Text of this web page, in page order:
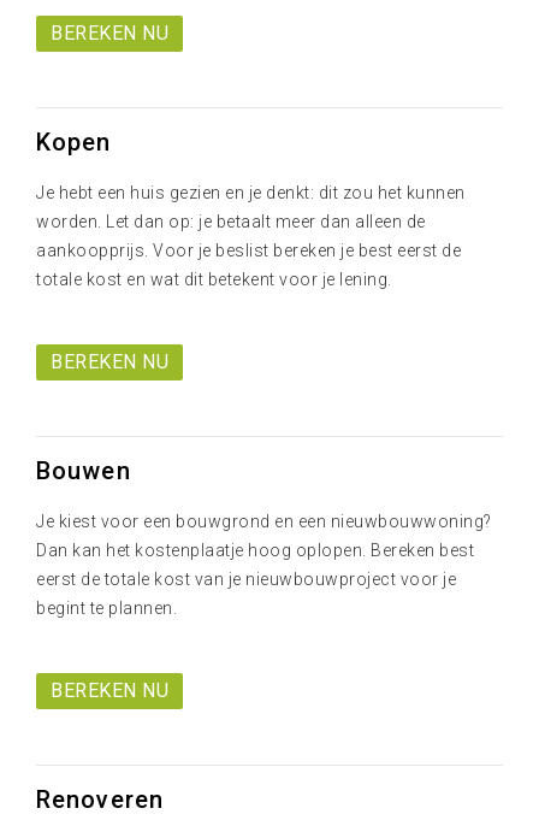
BEREKEN NU
Kopen
Je hebt een huis gezien en je denkt: dit zou het kunnen
worden. Let dan op: je betaalt meer dan alleen de
aankoopprijs. Voor je beslist bereken je best eerst de
totale kost en wat dit betekent voor je lening.
BEREKEN NU
Bouwen
Je kiest voor een bouwgrond en een nieuwbouwwoning?
Dan kan het kostenplaatje hoog oplopen. Bereken best
eerst de totale kost van je nieuwbouwproject voor je
begint te plannen.
BEREKEN NU
Renoveren